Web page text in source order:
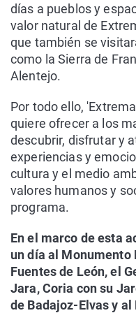
días a pueblos y
valor natural de
que también se
como la Sierra de
Alentejo.
Por todo ello,
quiere ofrecer a los
descubrir, disfrutar y
experiencias y
cultura y el medio
valores humanos y
programa.
En el marco de esta
un día al Monumento
Fuentes de León, el
Jara, Coria con su
de Badajoz-Elvas y